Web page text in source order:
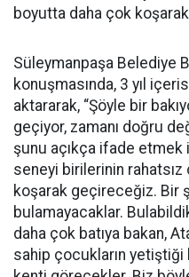
boyutta daha çok
Süleymanpaşa Belediye
konuşmasında, 3 yıl
aktararak, “Şöyle bir
geçiyor, zamanı doğru
şunu açıkça ifade
seneyi birilerinin
koşarak geçireceğiz. Bir
bulamayacaklar.
daha çok batıya bakan,
sahip çocukların yetiştiği